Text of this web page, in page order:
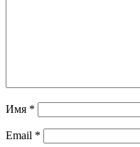
Имя *
Email *